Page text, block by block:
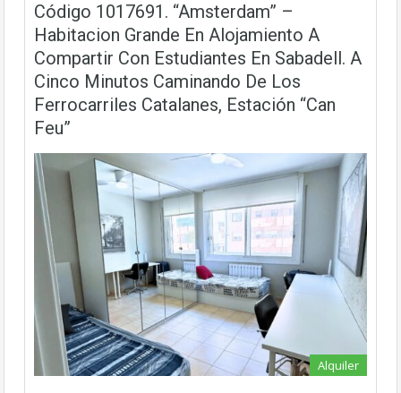
Código 1017691. “Amsterdam” –
Habitacion Grande En Alojamiento A
Compartir Con Estudiantes En Sabadell. A
Cinco Minutos Caminando De Los
Ferrocarriles Catalanes, Estación “Can
Feu”
Alquiler